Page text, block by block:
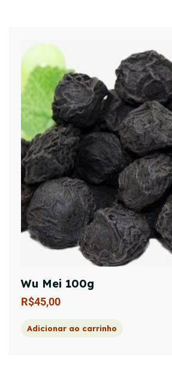
Wu Mei 100g
R$45,00
Adicionar ao carrinho